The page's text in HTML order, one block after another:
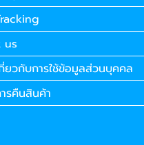
us
ยวกับการใช้ข้อมูลส่วนบุคคล
รคืนสินค้า